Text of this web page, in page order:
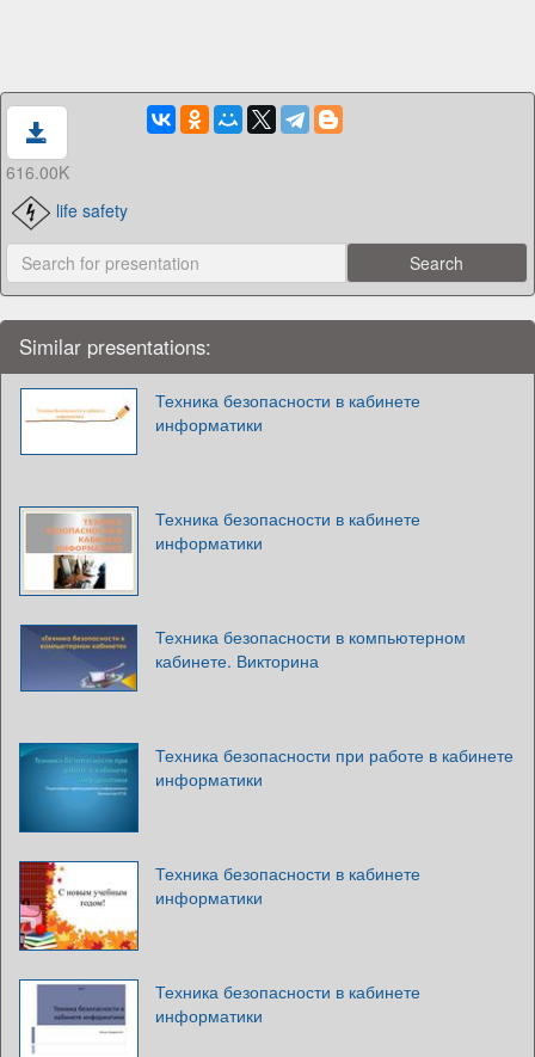
616.00K
life safety
Similar presentations:
Техника безопасности в кабинете
информатики
Техника безопасности в кабинете
информатики
Техника безопасности в компьютерном
кабинете. Викторина
Техника безопасности при работе в кабинете
информатики
Техника безопасности в кабинете
информатики
Техника безопасности в кабинете
информатики